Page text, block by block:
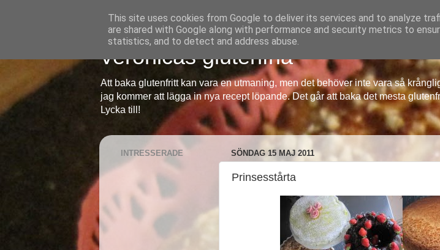
Veronicas glutenfria
Att baka glutenfritt kan vara en utmaning, men det behöver inte vara så
jag kommer att lägga in nya recept löpande. Det går att baka det mesta
Lycka till!
SÖNDAG 15 MAJ 2011
Prinsesstårta
INTRESSERADE
This site uses cookies from Google to deliver its services and to analyze
are shared with Google along with performance and security metrics to
statistics, and to detect and address abuse.